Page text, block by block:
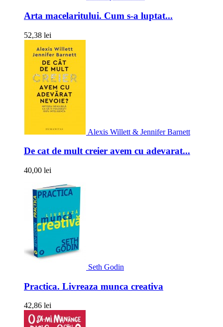
Arta macelaritului. Cum s-a luptat...
52,38 lei
Alexis Willett & Jennifer Barnett
De cat de mult creier avem cu adevarat...
40,00 lei
Seth Godin
Practica. Livreaza munca creativa
42,86 lei